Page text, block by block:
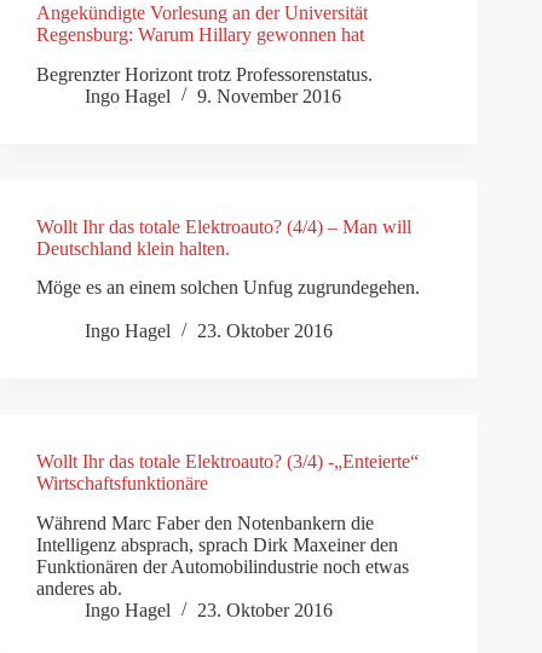
Angekündigte Vorlesung an der Universität
Regensburg: Warum Hillary gewonnen hat
Begrenzter Horizont trotz Professorenstatus.
Ingo Hagel
9. November 2016
Wollt Ihr das totale Elektroauto? (4/4) – Man will
Deutschland klein halten.
Möge es an einem solchen Unfug zugrundegehen.
Ingo Hagel 23. Oktober 2016
Wollt Ihr das totale Elektroauto? (3/4) -„Enteierte“
Wirtschaftsfunktionäre
Während Marc Faber den Notenbankern die
Intelligenz absprach, sprach Dirk Maxeiner den
Funktionären der Automobilindustrie noch etwas
anderes ab.
Ingo Hagel
23. Oktober 2016